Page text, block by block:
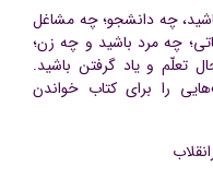
چه دانشجو؛ چه مشاغل
چه مرد باشید و چه زن؛
تعلّم و یاد گرفتن باشید.
را برای کتاب خواندن